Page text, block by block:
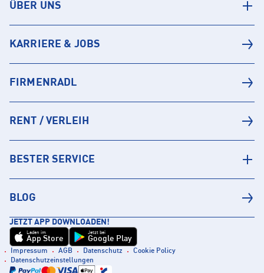
ÜBER UNS
KARRIERE & JOBS
FIRMENRADL
RENT / VERLEIH
BESTER SERVICE
BLOG
JETZT APP DOWNLOADEN!
Laden im
App Store
Jetzt bei
Google Play
Impressum AGB Datenschutz
Cookie Policy
Datenschutzeinstellungen